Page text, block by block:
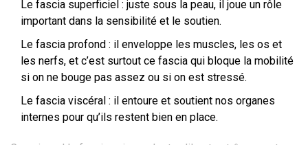
Le fascia superficiel : juste sous la peau, il joue un rôle
important dans la sensibilité et le soutien.
Le fascia profond : il enveloppe les muscles, les os et
les nerfs, et c’est surtout ce fascia qui bloque la mobilité
si on ne bouge pas assez ou si on est stressé.
Le fascia viscéral : il entoure et soutient nos organes
internes pour qu’ils restent bien en place.